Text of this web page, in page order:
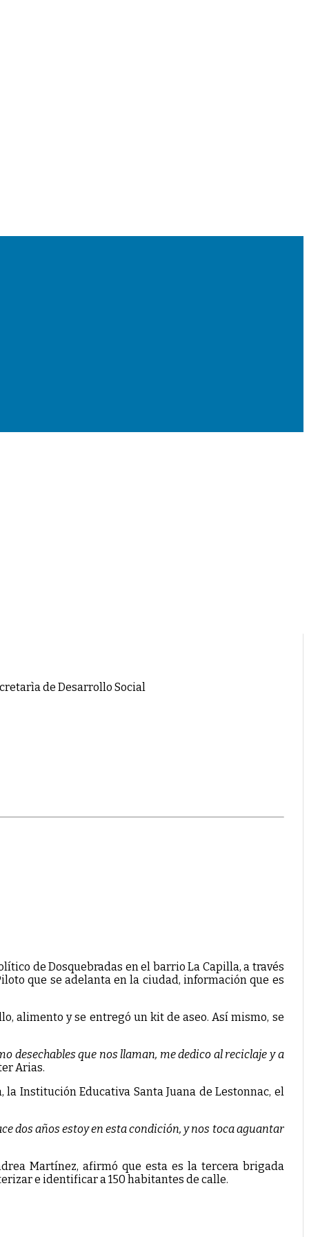
de Desarrollo Social
de Dosquebradas en el barrio La Capilla, a través
que se adelanta en la ciudad, información que es
y se entregó un kit de aseo. Así mismo, se
desechables que nos llaman, me dedico al reciclaje y a
Arias.
Institución Educativa Santa Juana de Lestonnac, el
dos años estoy en esta condición, y nos toca aguantar
Martínez, afirmó que esta es la tercera brigada
e identificar a 150 habitantes de calle.